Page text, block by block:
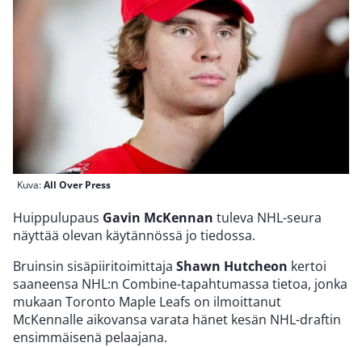
Kuva:All Over Press
Huippulupaus Gavin McKennan tuleva NHL-seura
näyttää olevan käytännössä jo tiedossa.
Bruinsin sisäpiiritoimittaja Shawn Hutcheon kertoi
saaneensa NHL:n Combine-tapahtumassa tietoa, jonka
mukaan Toronto Maple Leafs on ilmoittanut
McKennalle aikovansa varata hänet kesän NHL-draftin
ensimmäisenä pelaajana.